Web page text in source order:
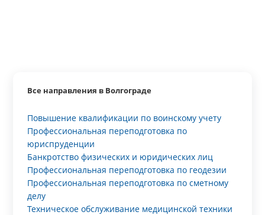
Все направления в Волгограде
Повышение квалификации по воинскому учету
Профессиональная переподготовка по
юриспруденции
Банкротство физических и юридических лиц
Профессиональная переподготовка по геодезии
Профессиональная переподготовка по сметному
делу
Техническое обслуживание медицинской техники